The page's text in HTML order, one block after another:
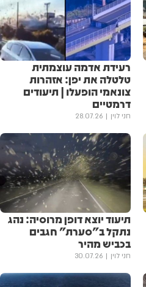
רעידת אדמה עוצמתית
טלטלה את יפן: אזהרות
צונאמי הופעלו | תיעודים
דרמטיים
חני לוין 28.07.26
תיעוד יוצא דופן מרוסיה: נהג
נתקל ב"סערת" חגבים
בכביש מהיר
חני לוין 30.07.26